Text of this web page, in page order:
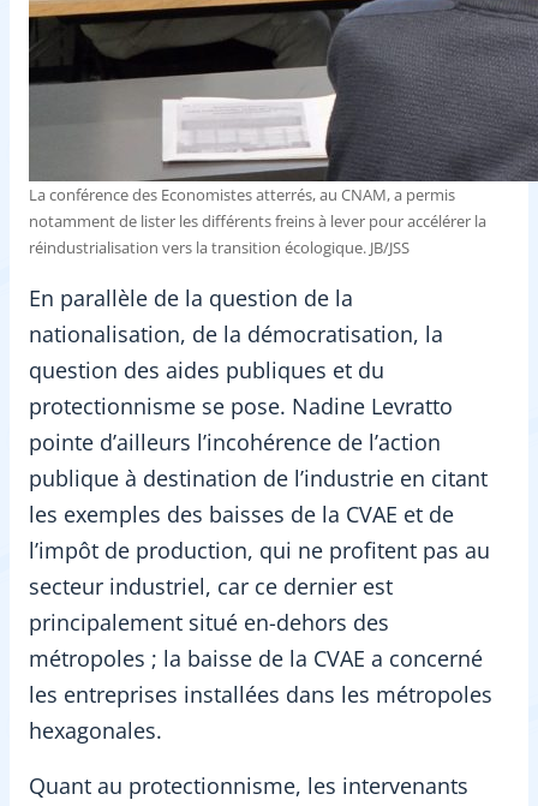
La conférence des Economistes atterrés, au CNAM, a permis
notamment de lister les différents freins à lever pour accélérer la
réindustrialisation vers la transition écologique. JB/JSS
En parallèle de la question de la
nationalisation, de la démocratisation, la
question des aides publiques et du
protectionnisme se pose. Nadine Levratto
pointe d’ailleurs l’incohérence de l’action
publique à destination de l’industrie en citant
les exemples des baisses de la CVAE et de
l’impôt de production, qui ne profitent pas au
secteur industriel, car ce dernier est
principalement situé en-dehors des
métropoles ; la baisse de la CVAE a concerné
les entreprises installées dans les métropoles
hexagonales.
Quant au protectionnisme, les intervenants